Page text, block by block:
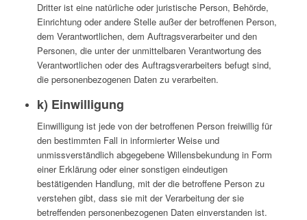
Dritter ist eine natürliche oder juristische Person, Behörde,
Einrichtung oder andere Stelle außer der betroffenen Person,
dem Verantwortlichen, dem Auftragsverarbeiter und den
Personen, die unter der unmittelbaren Verantwortung des
Verantwortlichen oder des Auftragsverarbeiters befugt sind,
die personenbezogenen Daten zu verarbeiten.
k) Einwilligung
Einwilligung ist jede von der betroffenen Person freiwillig für
den bestimmten Fall in informierter Weise und
unmissverständlich abgegebene Willensbekundung in Form
einer Erklärung oder einer sonstigen eindeutigen
bestätigenden Handlung, mit der die betroffene Person zu
verstehen gibt, dass sie mit der Verarbeitung der sie
betreffenden personenbezogenen Daten einverstanden ist.